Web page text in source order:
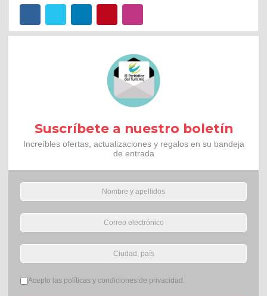
Suscríbete a nuestro boletín
Increíbles ofertas, actualizaciones y regalos en su bandeja
de entrada
Términos del servicio*
Acepto las políticas y condiciones de privacidad.